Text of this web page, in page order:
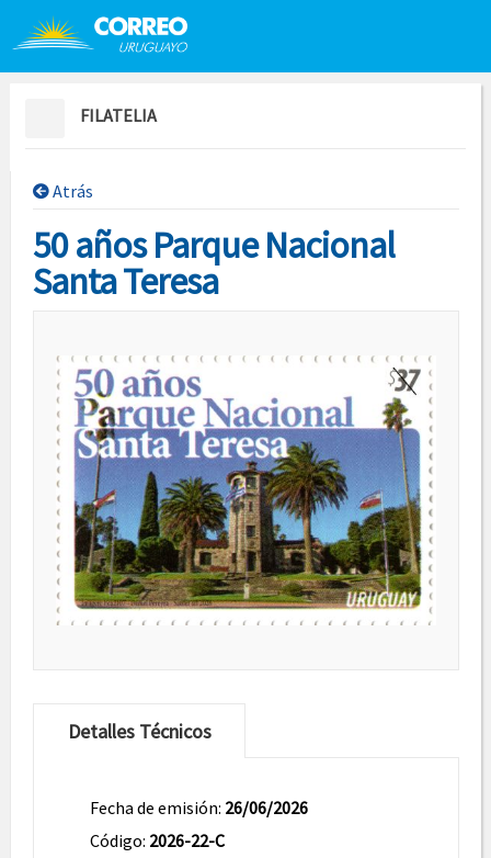
Saltar al contenido
FILATELIA
Atrás
50 años Parque Nacional
Santa Teresa
Detalles Técnicos
Fecha de emisión: 26/06/2026
Código: 2026-22-C